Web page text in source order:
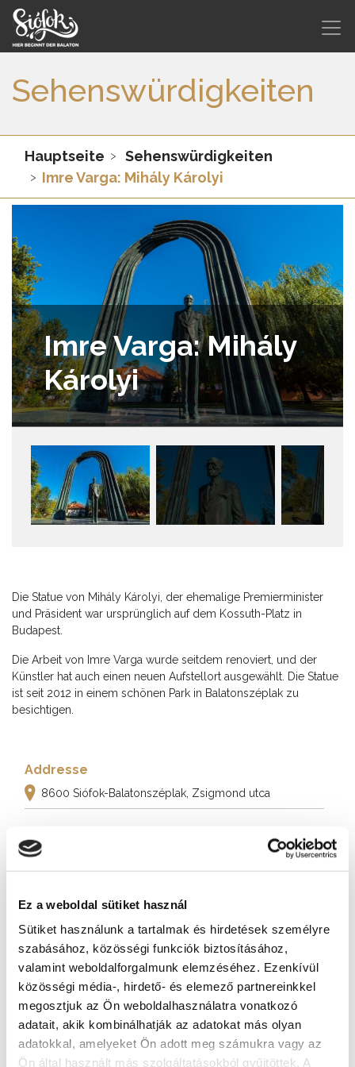
Ez a weboldal sütiket használ
Sütiket használunk a tartalmak és hirdetések személyre
szabásához, közösségi funkciók biztosításához,
valamint weboldalforgalmunk elemzéséhez. Ezenkívül
közösségi média-, hirdető- és elemező partnereinkkel
megosztjuk az Ön weboldalhasználatra vonatkozó
adatait, akik kombinálhatják az adatokat más olyan
adatokkal, amelyeket Ön adott meg számukra vagy az
Ön által használt más szolgáltatásokból gyűjtöttek. A
Sehenswürdigkeiten
Hauptseite
Sehenswürdigkeiten
Imre Varga: Mihály Károlyi
Imre Varga: Mihály
Károlyi
Die Statue von Mihály Károlyi, der ehemalige Premierminister
und Präsident war ursprünglich auf dem Kossuth-Platz in
Budapest.
Die Arbeit von Imre Varga wurde seitdem renoviert, und der
Künstler hat auch einen neuen Aufstellort ausgewählt. Die Statue
ist seit 2012 in einem schönen Park in Balatonszéplak zu
besichtigen.
Addresse
8600 Siófok-Balatonszéplak, Zsigmond utca
Weitere Sehenswürdigkeiten